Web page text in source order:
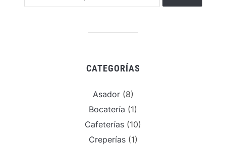
CATEGORÍAS
Asador(8)
Bocatería (1)
Cafeterías (10)
Creperías(1)